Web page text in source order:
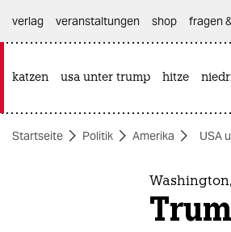
themen
verlag
veranstaltungen shop fragen
katzen usa unter trump hitze
Startseite Politik Amerika USA